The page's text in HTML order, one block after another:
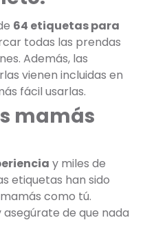
64 etiquetas para
todas las prendas
Además, las
vienen incluidas en
fácil usarlas.
mamás
y miles de
etiquetas han sido
como tú.
asegúrate de que nada